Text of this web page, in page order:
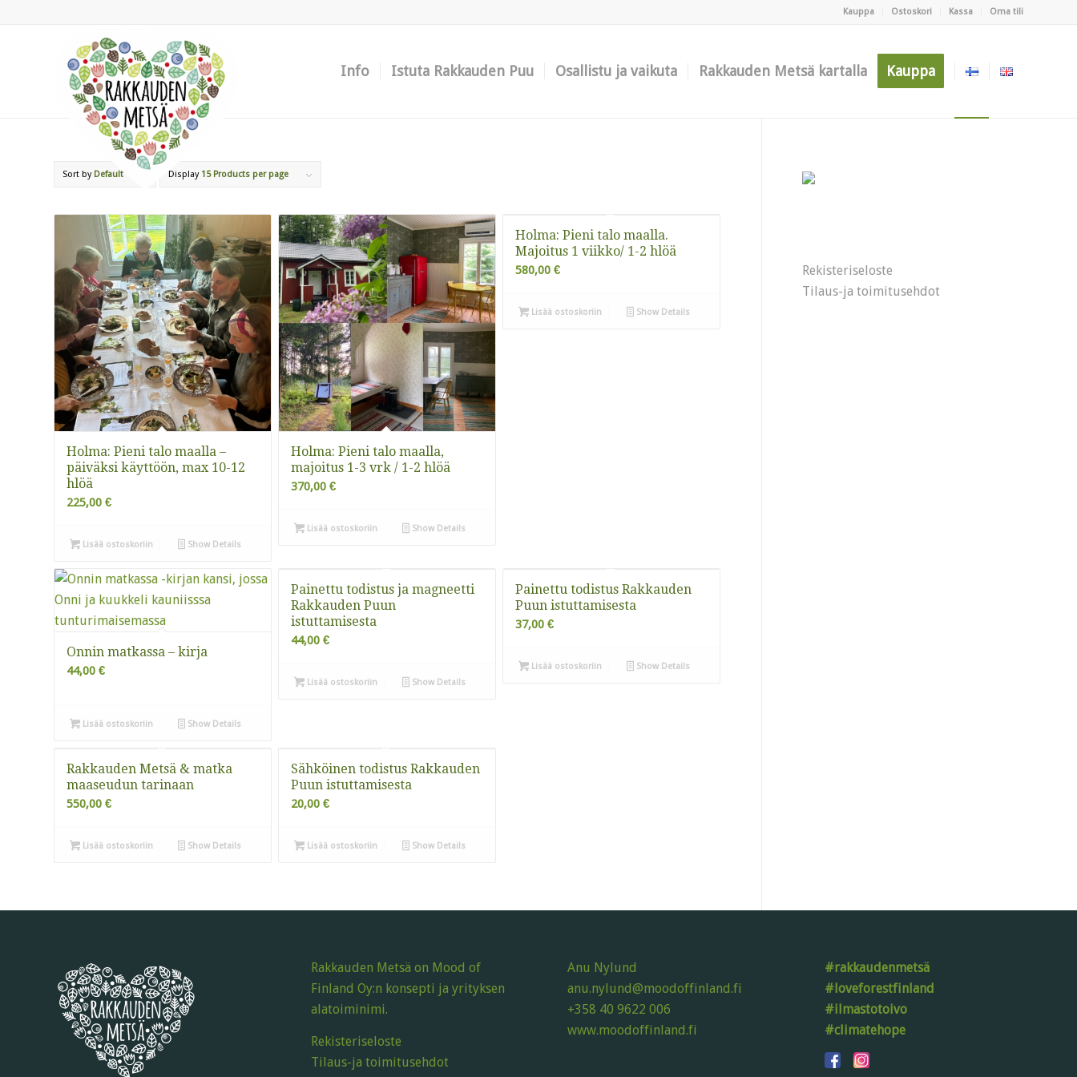
Kauppa Ostoskori Kassa Oma tili
Info Istuta Rakkauden Puu Osallistu ja vaikuta Rakkauden Metsä kartalla Kauppa
Sort by Default Display 15 Products per page
Holma: Pieni talo maalla –
päiväksi käyttöön, max 10-12
hlöä
225,00 €
Lisää ostoskoriin Show Details
Holma: Pieni talo maalla,
majoitus 1-3 vrk / 1-2 hlöä
370,00 €
Lisää ostoskoriin Show Details
Holma: Pieni talo maalla.
Majoitus 1 viikko/ 1-2 hlöä
580,00 €
Lisää ostoskoriin Show Details
Onnin matkassa – kirja
44,00 €
Lisää ostoskoriin Show Details
Painettu todistus ja magneetti
Rakkauden Puun
istuttamisesta
44,00 €
Lisää ostoskoriin Show Details
Painettu todistus Rakkauden
Puun istuttamisesta
37,00 €
Lisää ostoskoriin Show Details
Rakkauden Metsä & matka
maaseudun tarinaan
550,00 €
Lisää ostoskoriin Show Details
Sähköinen todistus Rakkauden
Puun istuttamisesta
20,00 €
Lisää ostoskoriin Show Details
Rekisteriseloste
Tilaus-ja toimitusehdot
Rakkauden Metsä on Mood of
Finland Oy:n konsepti ja yrityksen
alatoiminimi.
Rekisteriseloste
Tilaus-ja toimitusehdot
Anu Nylund
anu.nylund@moodoffinland.fi
+358 40 9622 006
www.moodoffinland.fi
#rakkaudenmetsä
#loveforestfinland
#ilmastotoivo
#climatehope